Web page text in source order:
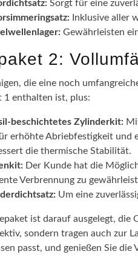
Sorgt für eine
Inklusive aller
Gewährleisten
2:
die eine noch
1 enthalten ist, plus:
beschichtetes Zylinderkit:
erhöhte Abriebfestigkeit und
die thermische Stabilität.
Der Kunde hat die
Verbrennung zu
Um eine
ist darauf ausgelegt,
sondern tragen auch zur
passt, und genießen Sie